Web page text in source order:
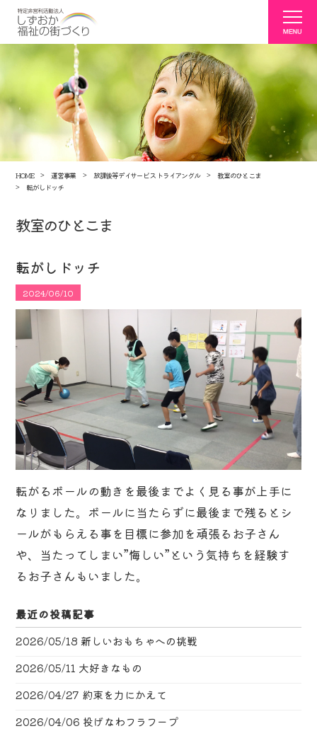
HOME 運営事業 放課後等デイサービス トライアングル
教室のひとこま
転がしドッチ
教室のひとこま
転がしドッチ
2024/06/10
転がるボールの動きを最後までよく見る事が上手に
なりました。ボールに当たらずに最後まで残るとシ
ールがもらえる事を目標に参加を頑張るお子さん
や、当たってしまい”悔しい”という気持ちを経験す
るお子さんもいました。
最近の投稿記事
2026/05/18 新しいおもちゃへの挑戦
2026/05/11 大好きなもの
2026/04/27 約束を力にかえて
2026/04/06 投げなわフラフープ